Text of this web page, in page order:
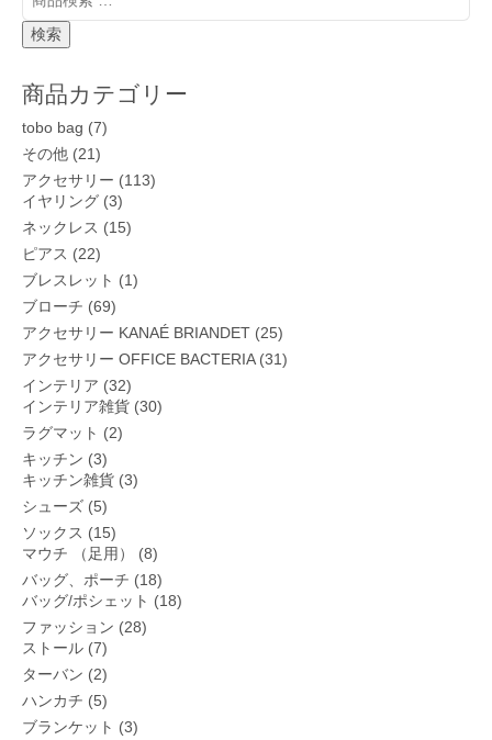
索
対
象:
検索
商品カテゴリー
tobo bag (7)
その他 (21)
アクセサリー (113)
イヤリング (3)
ネックレス (15)
ピアス (22)
ブレスレット (1)
ブローチ (69)
アクセサリー KANAÉ BRIANDET (25)
アクセサリー OFFICE BACTERIA (31)
インテリア (32)
インテリア雑貨 (30)
ラグマット (2)
キッチン (3)
キッチン雑貨 (3)
シューズ (5)
ソックス (15)
マウチ （足用）
(8)
バッグ、ポーチ (18)
バッグ/ポシェット (18)
ファッション (28)
ストール (7)
ターバン (2)
ハンカチ (5)
ブランケット (3)